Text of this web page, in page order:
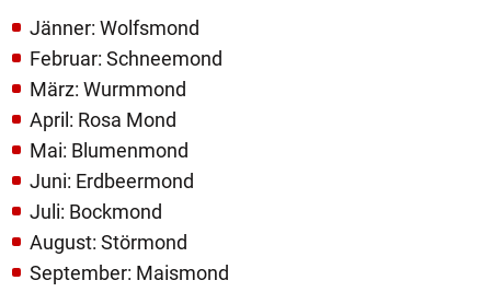
Jänner: Wolfsmond
Februar: Schneemond
März: Wurmmond
April: Rosa Mond
Mai: Blumenmond
Juni: Erdbeermond
Juli: Bockmond
August: Störmond
September: Maismond